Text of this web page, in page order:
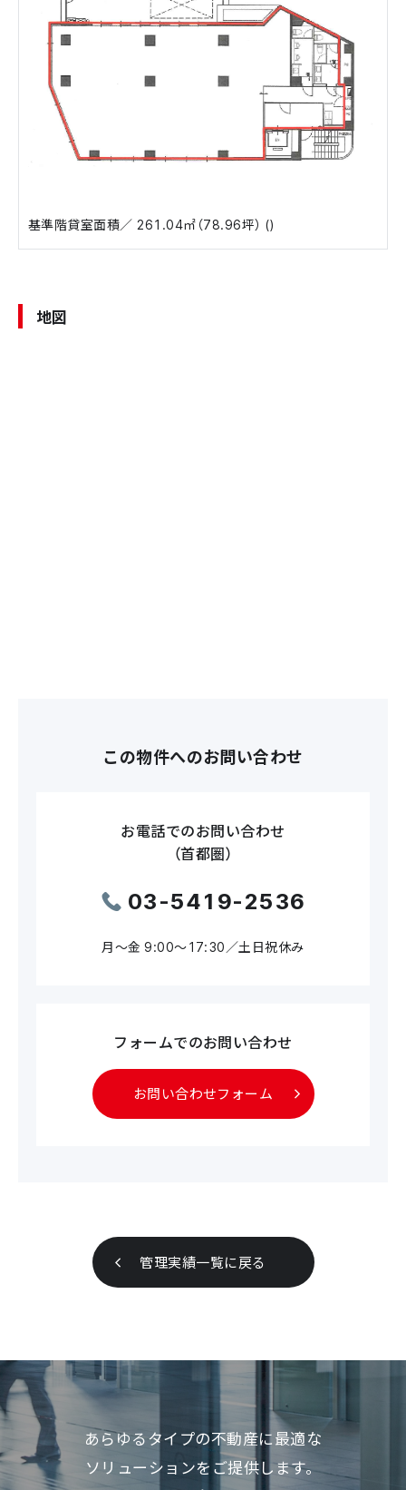
基準階貸室面積／ 261.04㎡（78.96坪） ()
地図
この物件へのお問い合わせ
お電話でのお問い合わせ
（首都圏）
03-5419-2536
月～金 9:00～17:30／土日祝休み
フォームでのお問い合わせ
お問い合わせフォーム
管理実績一覧に戻る
あらゆるタイプの不動産に最適な
ソリューションをご提供します。